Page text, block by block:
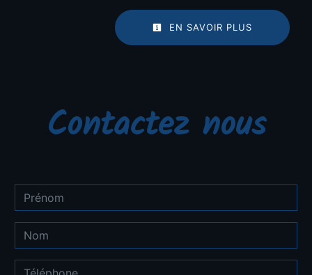
EN SAVOIR PLUS
Contactez nous